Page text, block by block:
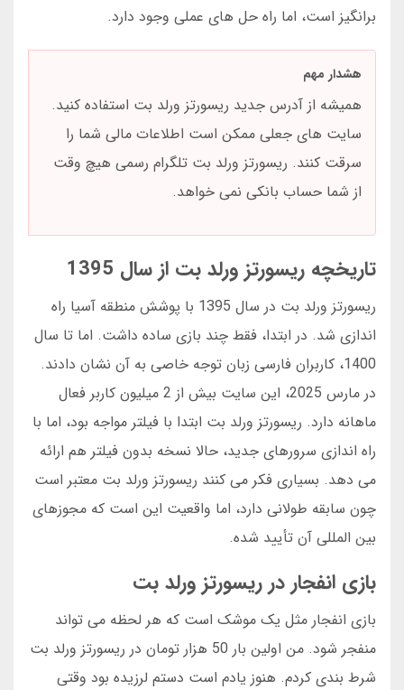
برانگیز است، اما راه حل های عملی وجود دارد.
هشدار مهم
همیشه از آدرس جدید ریسورتز ورلد بت استفاده کنید.
سایت های جعلی ممکن است اطلاعات مالی شما را
سرقت کنند. ریسورتز ورلد بت تلگرام رسمی هیچ وقت
از شما حساب بانکی نمی خواهد.
تاریخچه ریسورتز ورلد بت از سال 1395
ریسورتز ورلد بت در سال 1395 با پوشش منطقه آسیا راه
اندازی شد. در ابتدا، فقط چند بازی ساده داشت. اما تا سال
1400، کاربران فارسی زبان توجه خاصی به آن نشان دادند.
در مارس 2025، این سایت بیش از 2 میلیون کاربر فعال
ماهانه دارد. ریسورتز ورلد بت ابتدا با فیلتر مواجه بود، اما با
راه اندازی سرورهای جدید، حالا نسخه بدون فیلتر هم ارائه
می دهد. بسیاری فکر می کنند ریسورتز ورلد بت معتبر است
چون سابقه طولانی دارد، اما واقعیت این است که مجوزهای
بین المللی آن تأیید شده.
بازی انفجار در ریسورتز ورلد بت
بازی انفجار مثل یک موشک است که هر لحظه می تواند
منفجر شود. من اولین بار 50 هزار تومان در ریسورتز ورلد بت
شرط بندی کردم. هنوز یادم است دستم لرزیده بود وقتی